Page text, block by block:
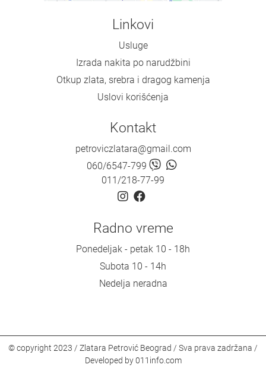
Linkovi
Usluge
Izrada nakita po narudžbini
Otkup zlata, srebra i dragog kamenja
Uslovi korišćenja
Kontakt
petroviczlatara@gmail.com
060/6547-799
011/218-77-99
Radno vreme
Ponedeljak - petak 10 - 18h
Subota 10 - 14h
Nedelja neradna
© copyright 2023 / Zlatara Petrović Beograd / Sva prava zadržana /
Developed by011info.com